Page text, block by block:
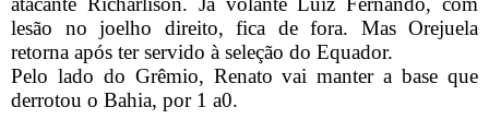
lesão no joelho direito, fica de fora. Mas Orejuela
retorna após ter servido à seleção do Equador.
Pelo lado do Grêmio, Renato vai manter a base que
derrotou o Bahia, por 1 a0.